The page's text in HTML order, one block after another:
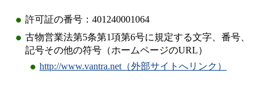
許可証の番号：401240001064
古物営業法第5条第1項第6号に規定する文字、番号、
記号その他の符号（ホームページのURL）
http://www.vantra.net（外部サイトへリンク）